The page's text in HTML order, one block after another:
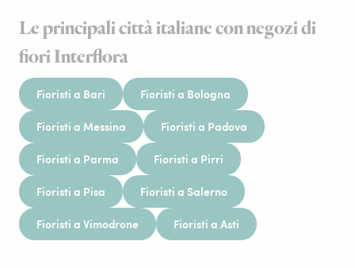
Le principali città italiane con negozi di
fiori Interflora
Fioristi a Bari Fioristi a Bologna
Fioristi a Messina Fioristi a Padova
Fioristi a Parma Fioristi a Pirri
Fioristi a Pisa Fioristi a Salerno
Fioristi a Vimodrone Fioristi a Asti